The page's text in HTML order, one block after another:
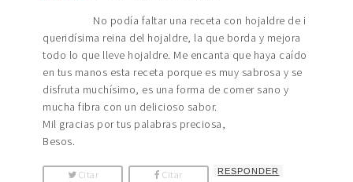
No podía faltar una receta con hojaldre de i
queridísima reina del hojaldre, la que borda y mejora
todo lo que lleve hojaldre. Me encanta que haya caído
en tus manos esta receta porque es muy sabrosa y se
disfruta muchísimo, es una forma de comer sano y
mucha fibra con un delicioso sabor.
Mil gracias por tus palabras preciosa,
Besos.
Citar
Citar
RESPONDER